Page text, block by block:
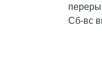
Сб-вс